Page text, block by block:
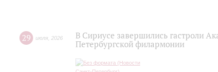
29 июля 2026
В Сириусе завершились гастроли
Петербургской филармонии